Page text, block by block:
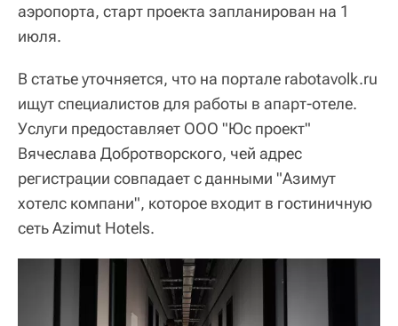
аэропорта, старт проекта запланирован на 1
июля.
В статье уточняется, что на портале rabotavolk.ru
ищут специалистов для работы в апарт-отеле.
Услуги предоставляет ООО "Юс проект"
Вячеслава Добротворского, чей адрес
регистрации совпадает с данными "Азимут
хотелс компани", которое входит в гостиничную
сеть Azimut Hotels.